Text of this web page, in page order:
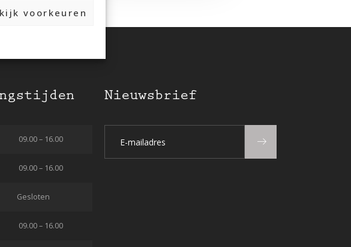
voorkeuren
09.00 – 16.00
09.00 – 16.00
Gesloten
09.00 – 16.00
Nieuwsbrief